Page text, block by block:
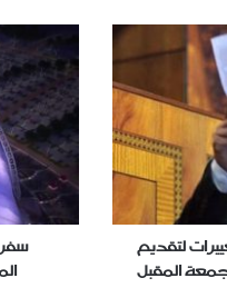
لتقديم
المقبل
دول
أوربية
ولاثينية
يشيدون
بالتحضيرات
المكثفة
لاستضافة
مونديال